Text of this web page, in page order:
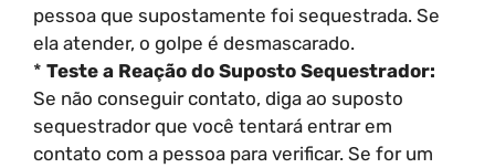
pessoa que supostamente foi sequestrada. Se
ela atender, o golpe é desmascarado.
* Teste a Reação do Suposto Sequestrador:
Se não conseguir contato, diga ao suposto
sequestrador que você tentará entrar em
contato com a pessoa para verificar. Se for um